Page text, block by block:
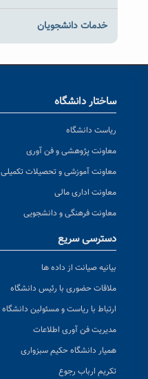
خدمات دانشجویان
ساختار دانشگاه
ریاست دانشگاه
معاونت پژوهشی و فن آوری
معاونت آموزشی و تحصیلات تکمیلی
معاونت اداری مالی
معاونت فرهنگی و دانشجویی
دسترسی سریع
بیانیه صیانت از داده ها
ملاقات حضوری با رئیس دانشگاه
ارتباط با ریاست و مسئولین دانشگاه
مدیریت فن آوری اطلاعات
همیار دانشگاه حکیم سبزواری
تکریم ارباب رجوع